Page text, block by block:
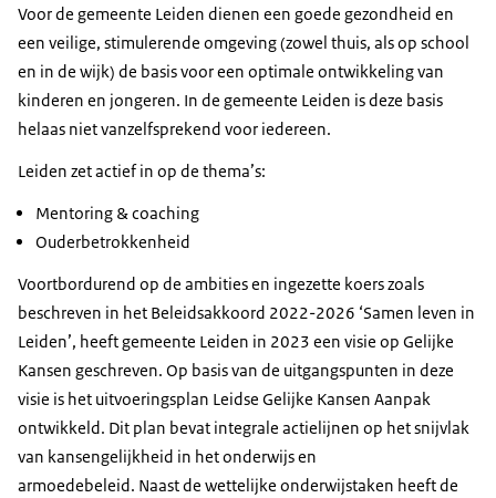
Voor de gemeente Leiden dienen een goede gezondheid en
een veilige, stimulerende omgeving (zowel thuis, als op school
en in de wijk) de basis voor een optimale ontwikkeling van
kinderen en jongeren. In de gemeente Leiden is deze basis
helaas niet vanzelfsprekend voor iedereen.
Leiden zet actief in op de thema’s:
Mentoring & coaching
Ouderbetrokkenheid
Voortbordurend op de ambities en ingezette koers zoals
beschreven in het Beleidsakkoord 2022-2026 ‘Samen leven in
Leiden’, heeft gemeente Leiden in 2023 een visie op Gelijke
Kansen geschreven. Op basis van de uitgangspunten in deze
visie is het uitvoeringsplan Leidse Gelijke Kansen Aanpak
ontwikkeld. Dit plan bevat integrale actielijnen op het snijvlak
van kansengelijkheid in het onderwijs en
armoedebeleid. Naast de wettelijke onderwijstaken heeft de